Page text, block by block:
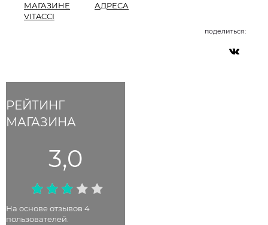
РЕЙТИНГ
МАГАЗИНА
3,0
На основе отзывов 4
пользователей.
МАГАЗИНЕ
VITACCI
АДРЕСА
поделиться: